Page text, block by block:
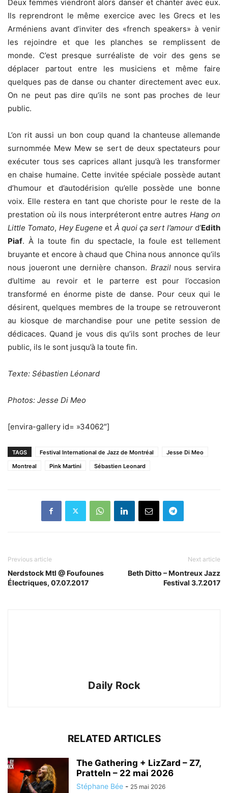
Deux femmes viendront alors danser et chanter avec eux.
Ils reprendront le même exercice avec les Grecs et les
Arméniens avant d’inviter des «french speakers» à venir
les rejoindre et que les planches se remplissent de
monde. C’est presque surréaliste de voir des gens se
déplacer partout entre les musiciens et même faire
quelques pas de danse ou chanter directement avec eux.
On ne peut pas dire qu’ils ne sont pas proches de leur
public.
L’on rit aussi un bon coup quand la chanteuse allemande
surnommée Mew Mew se sert de deux spectateurs pour
exécuter tous ses caprices allant jusqu’à les transformer
en chaise humaine. Cette invitée spéciale possède autant
d’humour et d’autodérision qu’elle possède une bonne
voix. Elle restera en tant que choriste pour le reste de la
prestation où ils nous interpréteront entre autresHang on
Little Tomato, Hey Eugene et À quoi ça sert l’amourd’Edith
Piaf. À la toute fin du spectacle, la foule est tellement
bruyante et encore à chaud que China nous annonce qu’ils
nous joueront une dernière chanson. Brazilnous servira
d’ultime au revoir et le parterre est pour l’occasion
transformé en énorme piste de danse. Pour ceux qui le
désirent, quelques membres de la troupe se retrouveront
au kiosque de marchandise pour une petite session de
dédicaces. Quand je vous dis qu’ils sont proches de leur
public, ils le sont jusqu’à la toute fin.
Texte: Sébastien Léonard
Photos: Jesse Di Meo
[envira-gallery id= »34062″]
TAGS Festival International de Jazz de Montréal
Jesse Di Meo
Montreal
Pink Martini Sébastien Leonard
Previous article
Nerdstock Mtl @ Foufounes
Électriques, 07.07.2017
Next article
Beth Ditto – Montreux Jazz
Festival 3.7.2017
Daily Rock
RELATED ARTICLES
The Gathering + LizZard – Z7,
Pratteln – 22 mai 2026
Stéphane Bée - 25 mai 2026